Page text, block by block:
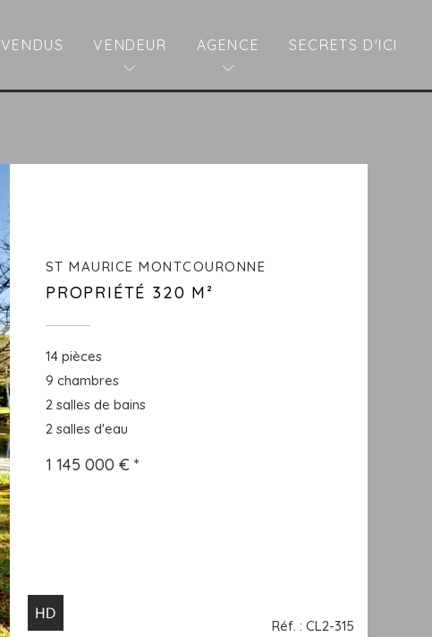
VENDEUR AGENCE SECRETS D'ICI
ST MAURICE MONTCOURONNE
PROPRIÉTÉ 320 M²
14 pièces
9 chambres
2 salles de bains
2 salles d'eau
1 145 000 € *
Réf. : CL2-315